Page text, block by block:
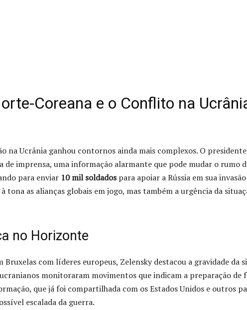
Coreana e o Conflito na
na Ucrânia ganhou contornos ainda mais complexos. O
de imprensa, uma informação alarmante que pode mudar o rumo
para enviar 10 mil soldadospara apoiar a Rússia em sua
tona as alianças globais em jogo, mas também a urgência da
no Horizonte
com líderes europeus, Zelensky destacou a gravidade da
monitoraram movimentos que indicam a preparação de
que já foi compartilhada com os Estados Unidos e outros
escalada da guerra.